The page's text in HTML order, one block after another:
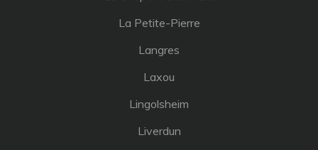
La Petite-Pierre
Langres
Laxou
Lingolsheim
Liverdun